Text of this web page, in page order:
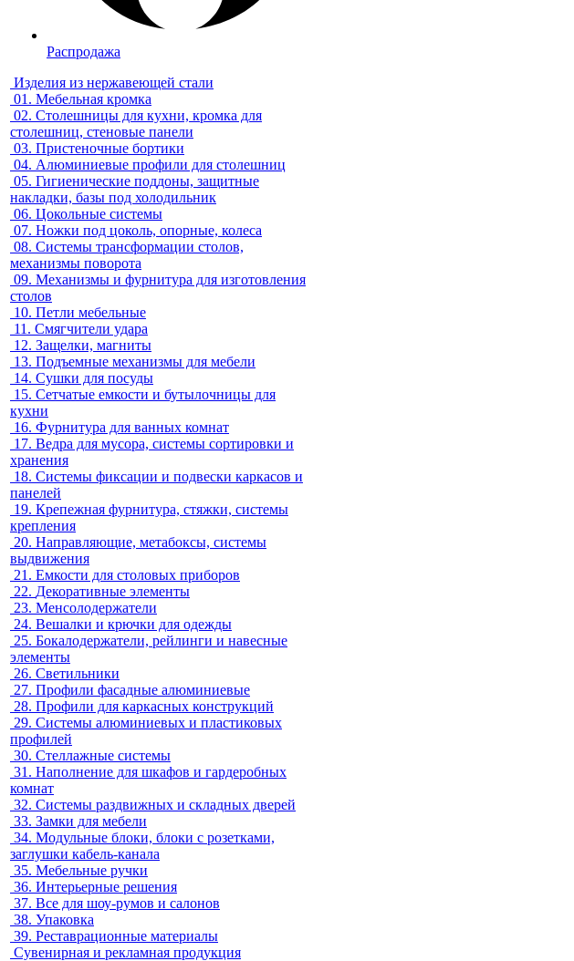
Распродажа
Изделия из нержавеющей стали
01. Мебельная кромка
02. Столешницы для кухни, кромка для
столешниц, стеновые панели
03. Пристеночные бортики
04. Алюминиевые профили для столешниц
05. Гигиенические поддоны, защитные
накладки, базы под холодильник
06. Цокольные системы
07. Ножки под цоколь, опорные, колеса
08. Системы трансформации столов,
механизмы поворота
09. Механизмы и фурнитура для изготовления
столов
10. Петли мебельные
11. Смягчители удара
12. Защелки, магниты
13. Подъемные механизмы для мебели
14. Сушки для посуды
15. Сетчатые емкости и бутылочницы для
кухни
16. Фурнитура для ванных комнат
17. Ведра для мусора, системы сортировки и
хранения
18. Системы фиксации и подвески каркасов и
панелей
19. Крепежная фурнитура, стяжки, системы
крепления
20. Направляющие, метабоксы, системы
выдвижения
21. Емкости для столовых приборов
22. Декоративные элементы
23. Менсолодержатели
24. Вешалки и крючки для одежды
25. Бокалодержатели, рейлинги и навесные
элементы
26. Светильники
27. Профили фасадные алюминиевые
28. Профили для каркасных конструкций
29. Системы алюминиевых и пластиковых
профилей
30. Стеллажные системы
31. Наполнение для шкафов и гардеробных
комнат
32. Системы раздвижных и складных дверей
33. Замки для мебели
34. Модульные блоки, блоки с розетками,
заглушки кабель-канала
35. Мебельные ручки
36. Интерьерные решения
37. Все для шоу-румов и салонов
38. Упаковка
39. Реставрационные материалы
Сувенирная и рекламная продукция